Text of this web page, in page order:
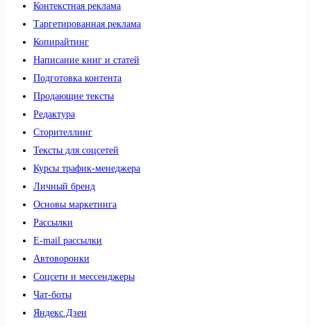
Контекстная реклама
Таргетированная реклама
Копирайтинг
Написание книг и статей
Подготовка контента
Продающие тексты
Редактура
Сторителлинг
Тексты для соцсетей
Курсы трафик-менеджера
Личный бренд
Основы маркетинга
Рассылки
E-mail рассылки
Автоворонки
Соцсети и мессенджеры
Чат-боты
Яндекс.Дзен